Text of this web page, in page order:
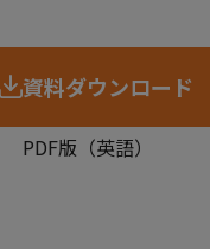
資料ダウンロード
PDF版（英語）